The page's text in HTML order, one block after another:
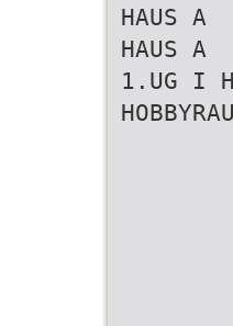
HAUS A
HAUS A
1.UG I